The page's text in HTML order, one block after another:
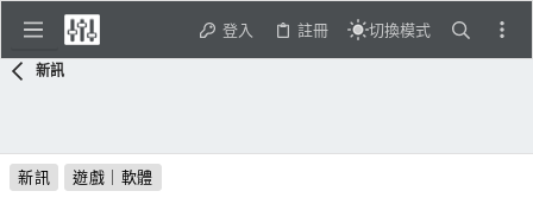
登入 註冊 切換模式
新訊
新訊 遊戲｜軟體